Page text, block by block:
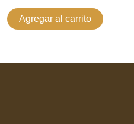
Agregar al carrito